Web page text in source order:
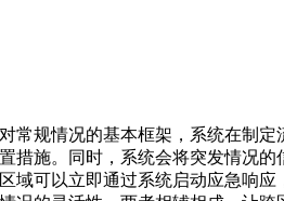
规情况的基本框架，系统在制
施。同时，系统会将突发情况的
可以立即通过系统启动应急响